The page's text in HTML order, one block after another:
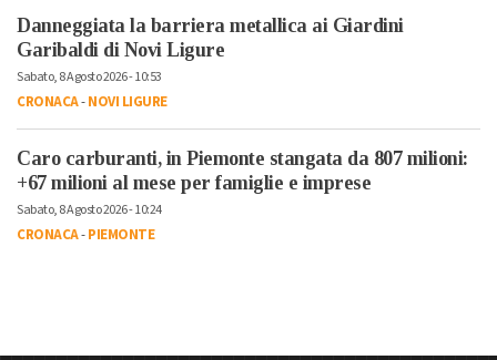
Danneggiata la barriera metallica ai Giardini
Garibaldi di Novi Ligure
Sabato, 8 Agosto 2026 - 10:53
CRONACA-NOVI LIGURE
Caro carburanti, in Piemonte stangata da 807 milioni:
+67 milioni al mese per famiglie e imprese
Sabato, 8 Agosto 2026 - 10:24
CRONACA-PIEMONTE